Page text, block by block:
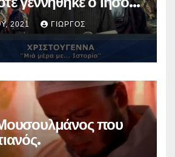
2021 ΓΙΏΡΓΟΣ
που